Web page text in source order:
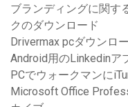
ブランディングに関す
クのダウンロード
Drivermax pcダウンロ
Android用のLinkedinア
PCでウォークマンに
Microsoft Office